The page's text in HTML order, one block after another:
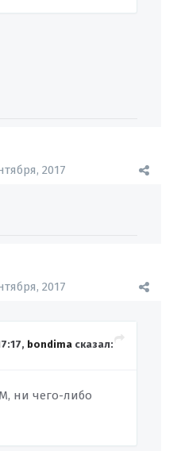
2017
2017
bondima сказал:
ни чего-либо